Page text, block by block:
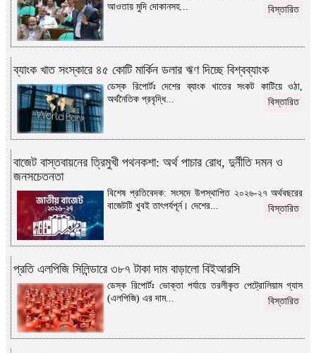
আওতায় মুদি দোকানসহ...
বিস্তারিত
ব্যাংক খাত সংস্কারে ৪৫ কোটি মার্কিন ডলার ঋণ দিচ্ছে বিশ্বব্যাংক
ডেস্ক রিপোর্টঃ দেশের ব্যাংক খাতের সংকট কাটিয়ে ওঠা,
অর্থনৈতিক প্রবৃদ্ধি...
বিস্তারিত
বাজেট বাস্তবায়নের ত্রিমুখী পথনকশা: অর্থ পাচার রোধ, দুর্নীতি দমন ও
জনসচেতনতা
বিশেষ প্রতিবেদক: সংসদে উপস্থাপিত ২০২৬-২৭ অর্থবছরের
বাজেটটি খুবই তাৎপর্যপূর্ন। দেশের...
বিস্তারিত
প্রতি এলপিজি সিলিন্ডারে ৩৮৭ টাকা দাম বাড়ালো বিইআরসি
ডেস্ক রিপোর্টঃ ভোক্তা পর্যায়ে তরলীকৃত পেট্রোলিয়াম গ্যাস
(এলপিজি) এর দাম...
বিস্তারিত